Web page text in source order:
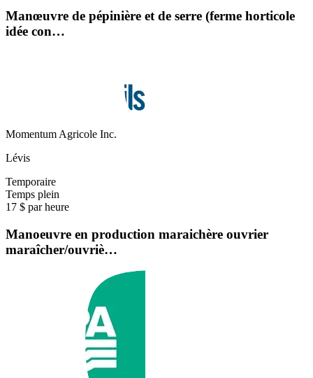
Manœuvre de pépinière et de serre (ferme horticole
idée con…
Momentum Agricole Inc.
Lévis
Temporaire
Temps plein
17 $ par heure
Manoeuvre en production maraichère ouvrier
maraîcher/ouvriè…